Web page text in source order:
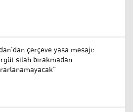
çerçeve yasa mesajı:
silah bırakmadan